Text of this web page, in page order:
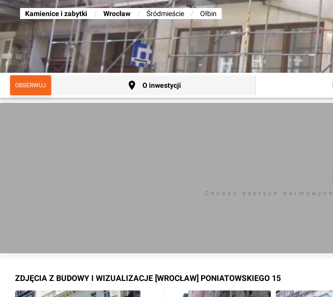
Kamienice i zabytki / Wrocław / Śródmieście / Ołbin
OBSERWUJ O inwestycji
Chcesz dobrych
ZDJĘCIA Z BUDOWY I WIZUALIZACJE [WROCŁAW] PONIATOWSKIEGO 15